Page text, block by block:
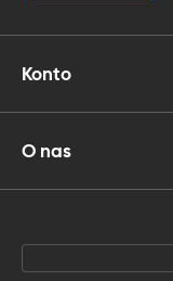
Konto
O nas